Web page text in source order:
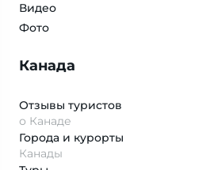
Видео
Фото
Канада
Отзывы туристов
о Канаде
Города и курорты
Канады